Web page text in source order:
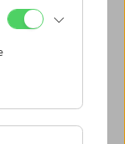
können Sie